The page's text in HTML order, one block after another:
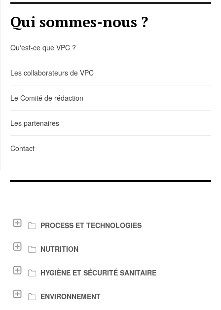
Qui sommes-nous ?
Qu'est-ce que VPC ?
Les collaborateurs de VPC
Le Comité de rédaction
Les partenaires
Contact
PROCESS ET TECHNOLOGIES
NUTRITION
HYGIÈNE ET SÉCURITÉ SANITAIRE
ENVIRONNEMENT